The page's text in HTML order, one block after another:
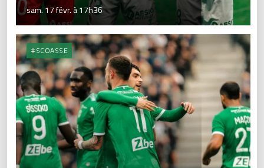
sam. 17 févr. à 17h36
#SCOASSE